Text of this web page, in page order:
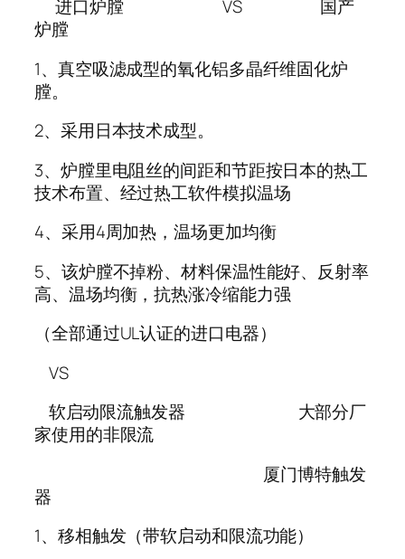
进口炉膛 VS 国产
炉膛
1、真空吸滤成型的氧化铝多晶纤维固化炉
膛。
2、采用日本技术成型。
3、炉膛里电阻丝的间距和节距按日本的热工
技术布置、经过热工软件模拟温场
4、采用4周加热，温场更加均衡
5、该炉膛不掉粉、材料保温性能好、反射率
高、温场均衡，抗热涨冷缩能力强
（全部通过UL认证的进口电器）
VS
软启动限流触发器 大部分厂
家使用的非限流
厦门博特触发
器
1、移相触发（带软启动和限流功能）